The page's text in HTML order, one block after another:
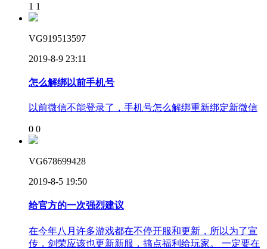
1 1
VG919513597
2019-8-9 23:11
怎么解绑以前手机号
以前微信不能登录了，手机号怎么解绑重新绑定新微信
0 0
VG678699428
2019-8-5 19:50
给官方的一次强烈建议
在今年八月许多游戏都在不停开服和更新，所以为了宣
传，剑荣应该也更新新服，搞点福利给玩家。 一定要在